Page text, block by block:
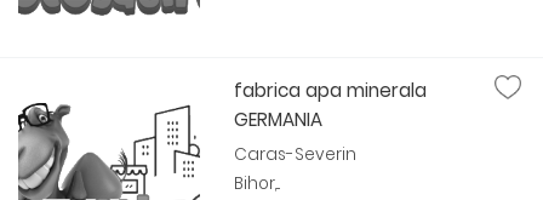
fabrica apa minerala
GERMANIA
Caras-Severin
Bihor,...